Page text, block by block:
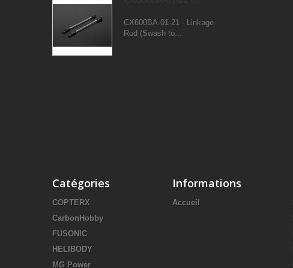
CX600BA-01-21 - Linkage
Rod (Swash to...
Catégories
COPTERX
CarbonHobby
FUSONIC
HELIBODY
MG Power
Informations
Accueil